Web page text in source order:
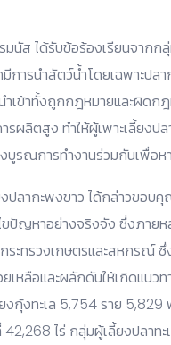
มนัส ได้รับข้อร้องเรียนจาก
รนำสัตว์น้ำโดยเฉพาะปลาก
ำเข้าทั้งถูกกฎหมายและผิดก
ผลิตสูง ทำให้ผู้เพาะเลี้ยงป
บูรณการทำงานร่วมกันเพื่อ
ลากะพงขาว ได้กล่าวขอบ
ขปัญหาอย่างจริงจัง ซึ่งภาย
ะทรวงเกษตรและสหกรณ์ ซึ่
หลือและผลักดันให้เกิดแนว
งกุ้งทะเล 5,754 ราย
42,268 ไร่ กลุ่มผู้เลี้ยงปลา